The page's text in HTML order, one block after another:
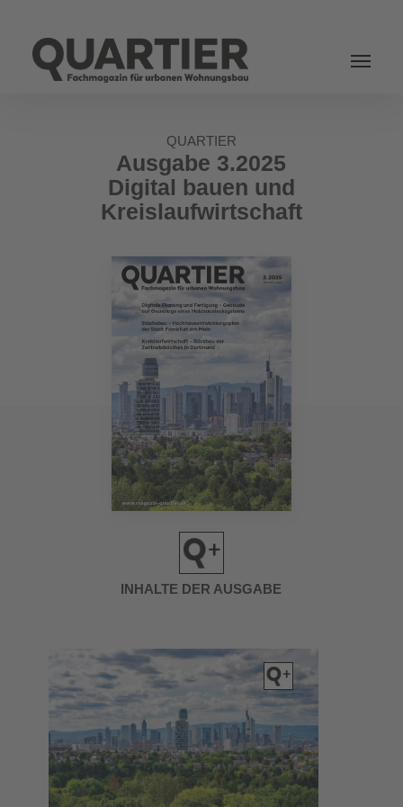
QUARTIER
Ausgabe 3.2025
Digital bauen und
Kreislaufwirtschaft
INHALTE DER AUSGABE